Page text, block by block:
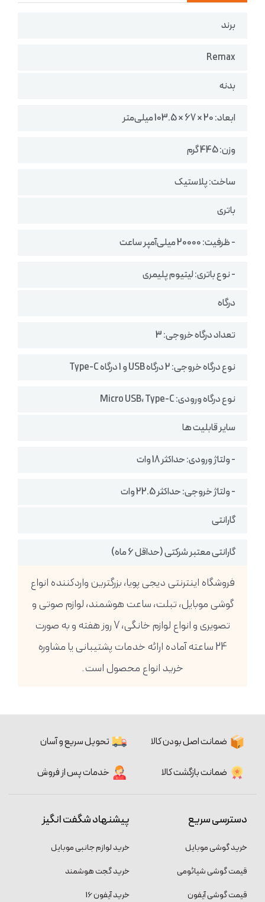
برند
Remax
بدنه
ابعاد: 20 × 67 × 103.5 میلی‌متر
وزن: 445 گرم
ساخت: پلاستیک
باتری
- ظرفیت: 20000 میلی‌آمپر ساعت
- نوع باتری: لیتیوم پلیمری
درگاه
تعداد درگاه خروجی: 3
نوع درگاه خروجی: 2 درگاه USB و 1 درگاه Type-C
نوع درگاه ورودی: Micro USB، Type-C
سایر قابلیت ها
- ولتاژ ورودی: حداکثر 18 وات
- ولتاژ خروجی: حداکثر 22.5 وات
گارانتی
گارانتی معتبر شرکتی (حداقل 6 ماه)
فروشگاه اینترنتی دیجی پویا، بزرگترین واردکننده انواع
گوشی موبایل، تبلت، ساعت هوشمند، لوازم صوتی و
تصویری و انواع لوازم خانگی، 7 روز هفته و به صورت
24 ساعته آماده ارائه خدمات پشتیبانی یا مشاوره
خرید انواع محصول است.
ضمانت اصل بودن کالا تحویل سریع و آسان
ضمانت بازگشت کالا خدمات پس از فروش
دسترسی سریع
خرید گوشی موبایل
قیمت گوشی شیائومی
قیمت گوشی آیفون
پیشنهاد شگفت انگیز
خرید لوازم جانبی موبایل
خرید گجت هوشمند
خرید آیفون 16